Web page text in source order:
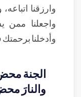
وارزقنا
واجعلنا ممن
وأدخلنا
الجنة
والنارَ